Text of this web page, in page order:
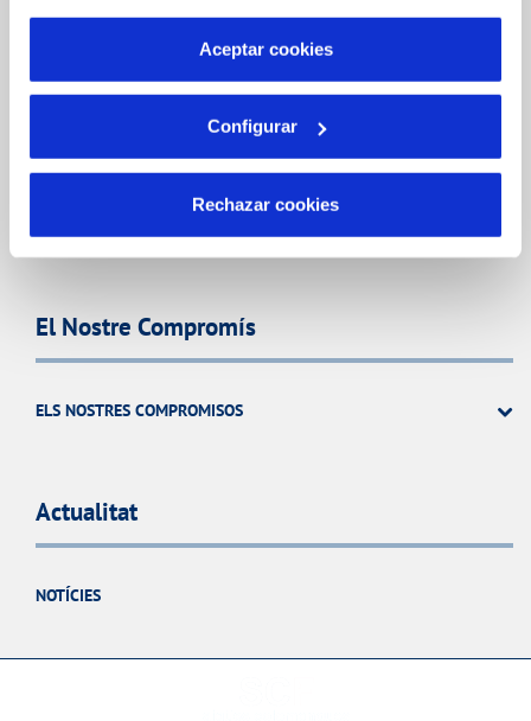
por tanto no se pueden desactivar. Puedes consultar
más información en nuestraPolítica de Cookies
Aceptar cookies
Configurar
Rechazar cookies
Coneix-nos
El Nostre Compromís
ELS NOSTRES COMPROMISOS
Actualitat
NOTÍCIES